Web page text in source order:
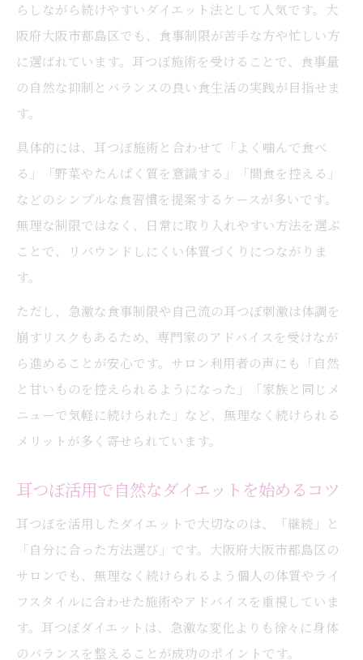
イル
耳つぼ施術を始めたい方のチェックポイン
ト
耳つぼが導く健康的減量の秘訣を解説
プ
減量時に役立つ耳つぼの知識と実践法まと
め
自然な減量を叶える耳つぼ活用法のポイン
ト
れ
大阪で話題の耳つぼ減量サポート方法とは
リバウンド予防に役立つ耳つぼの力とは
耳つぼがリバウンド防止に効果的な理由
持続しやすい耳つぼダイエットの特徴とは
ダイエット成功後の耳つぼ活用術を解説
耳つぼ施術と食事改善で継続できるコツ
らしながら続けやすいダイエット法として人気です。大
阪府大阪市都島区でも、食事制限が苦手な方や忙しい方
に選ばれています。耳つぼ施術を受けることで、食事量
の自然な抑制とバランスの良い食生活の実践が目指せま
す。
具体的には、耳つぼ施術と合わせて「よく噛んで食べ
る」「野菜やたんぱく質を意識する」「間食を控える」
などのシンプルな食習慣を提案するケースが多いです。
無理な制限ではなく、日常に取り入れやすい方法を選ぶ
ことで、リバウンドしにくい体質づくりにつながりま
す。
ただし、急激な食事制限や自己流の耳つぼ刺激は体調を
崩すリスクもあるため、専門家のアドバイスを受けなが
ら進めることが安心です。サロン利用者の声にも「自然
と甘いものを控えられるようになった」「家族と同じメ
ニューで気軽に続けられた」など、無理なく続けられる
メリットが多く寄せられています。
耳つぼ活用で自然なダイエットを始めるコツ
耳つぼを活用したダイエットで大切なのは、「継続」と
「自分に合った方法選び」です。大阪府大阪市都島区の
サロンでも、無理なく続けられるよう個人の体質やライ
フスタイルに合わせた施術やアドバイスを重視していま
す。耳つぼダイエットは、急激な変化よりも徐々に身体
のバランスを整えることが成功のポイントです。